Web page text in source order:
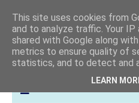
This site uses cookies from
and to analyze traffic. Your
shared with Google along
metrics to ensure quality of
statistics, and to detect and
LEARN